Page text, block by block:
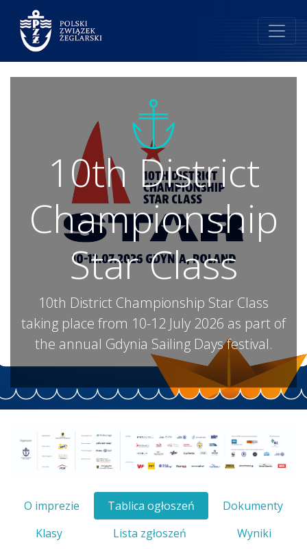
10th District
Championship
Star Class
10th District Championship Star Class
taking place from 10-12 July 2026 as part of
the annual Gdynia Sailing Days festival.
O imprezie Tablica ogłoszeń
Dokumenty
Klasy
Lista zgłoszeń Wyniki